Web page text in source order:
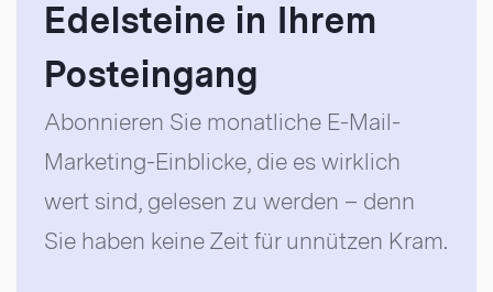
Edelsteine in Ihrem
Posteingang
Abonnieren Sie monatliche E-Mail-
Marketing-Einblicke, die es wirklich
wert sind, gelesen zu werden – denn
Sie haben keine Zeit für unnützen Kram.